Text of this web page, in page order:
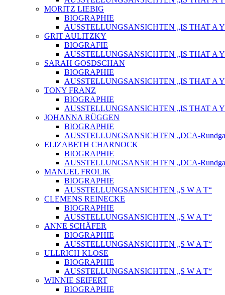
MORITZ LIEBIG
BIOGRAPHIE
AUSSTELLUNGSANSICHTEN „IS THAT A
GRIT AULITZKY
BIOGRAFIE
AUSSTELLUNGSANSICHTEN „IS THAT A
SARAH GOSDSCHAN
BIOGRAPHIE
AUSSTELLUNGSANSICHTEN „IS THAT A
TONY FRANZ
BIOGRAPHIE
AUSSTELLUNGSANSICHTEN „IS THAT A
JOHANNA RÜGGEN
BIOGRAPHIE
AUSSTELLUNGSANSICHTEN „DCA-
ELIZABETH CHARNOCK
BIOGRAPHIE
AUSSTELLUNGSANSICHTEN „DCA-
MANUEL FROLIK
BIOGRAPHIE
AUSSTELLUNGSANSICHTEN „S W A T“
CLEMENS REINECKE
BIOGRAPHIE
AUSSTELLUNGSANSICHTEN „S W A T“
ANNE SCHÄFER
BIOGRAPHIE
AUSSTELLUNGSANSICHTEN „S W A T“
ULLRICH KLOSE
BIOGRAPHIE
AUSSTELLUNGSANSICHTEN „S W A T“
WINNIE SEIFERT
BIOGRAPHIE